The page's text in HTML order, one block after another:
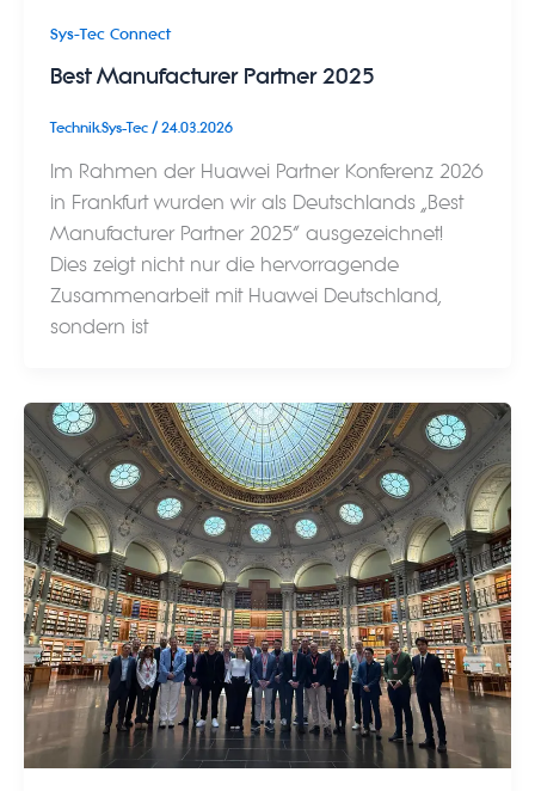
Sys-Tec Connect
Best Manufacturer Partner 2025
Technik.Sys-Tec / 24.03.2026
Im Rahmen der Huawei Partner Konferenz 2026
in Frankfurt wurden wir als Deutschlands „Best
Manufacturer Partner 2025“ ausgezeichnet!
Dies zeigt nicht nur die hervorragende
Zusammenarbeit mit Huawei Deutschland,
sondern ist